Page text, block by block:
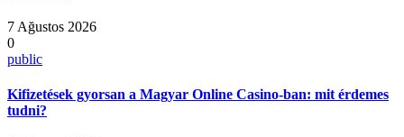
7 Ağustos 2026
0
public
Kifizetések gyorsan a Magyar Online Casino-ban: mit érdemes
tudni?